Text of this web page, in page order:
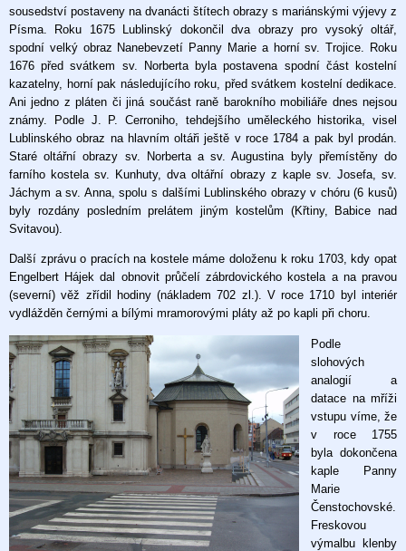
sousedství postaveny na dvanácti štítech obrazy s mariánskými výjevy z
Písma. Roku 1675 Lublinský dokončil dva obrazy pro vysoký oltář,
spodní velký obraz Nanebevzetí Panny Marie a horní sv. Trojice. Roku
1676 před svátkem sv. Norberta byla postavena spodní část kostelní
kazatelny, horní pak následujícího roku, před svátkem kostelní dedikace.
Ani jedno z pláten či jiná součást raně barokního mobiliáře dnes nejsou
známy. Podle J. P. Cerroniho, tehdejšího uměleckého historika, visel
Lublinského obraz na hlavním oltáři ještě v roce 1784 a pak byl prodán.
Staré oltářní obrazy sv. Norberta a sv. Augustina byly přemístěny do
farního kostela sv. Kunhuty, dva oltářní obrazy z kaple sv. Josefa, sv.
Jáchym a sv. Anna, spolu s dalšími Lublinského obrazy v chóru (6 kusů)
byly rozdány posledním prelátem jiným kostelům (Křtiny, Babice nad
Svitavou).
Další zprávu o pracích na kostele máme doloženu k roku 1703, kdy opat
Engelbert Hájek dal obnovit průčelí zábrdovického kostela a na pravou
(severní) věž zřídil hodiny (nákladem 702 zl.). V roce 1710 byl interiér
vydlážděn černými a bílými mramorovými pláty až po kapli při choru.
Podle
slohových
analogií a
datace na mříži
vstupu víme, že
v roce 1755
byla dokončena
kaple Panny
Marie
Čenstochovské.
Freskovou
výmalbu klenby